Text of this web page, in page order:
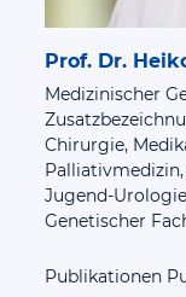
Prof. Dr.
Medizinischer
Chirurgie,
Jugend-
Genetischer
Publikationen